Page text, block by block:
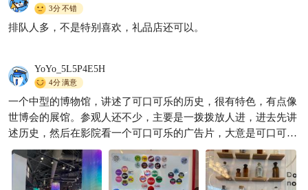
5折打卡！亚特兰大可口可乐博
3分不错
排队人多，不是特别喜欢，礼品店还可以。
YoYo_5L5P4E5H
4分满意
一个中型的博物馆，讲述了可口可乐的历史，很有特色，有点像
世博会的展馆。参观人还不少，主要是一拨拨放人进，进去先讲
述历史，然后在影院看一个可口可乐的广告片，大意是可口可乐
陪伴人们的一切美好时刻；然后才自行参观可乐的历史。有两个
展厅比较独特，一个是气味品味，就是可以通过闻，唤起对不同
可口可乐的味道记忆；另一个就是可以品尝到多种口味的可口可